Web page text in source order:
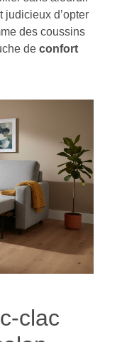
judicieux d’opter
des coussins
de confort
clac